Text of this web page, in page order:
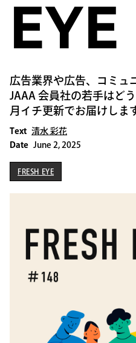
EYE
広告業界や広告、コミュ
JAAA 会員社の若手はど
月イチ更新でお届けしま
Text 清水 彩花
Date June 2, 2025
FRESH EYE
FRESH EYE